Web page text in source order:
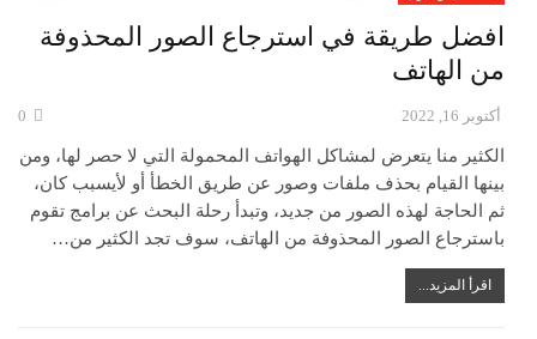
افضل طريقة في استرجاع الصور المحذوفة
من الهاتف
أكتوبر 16, 2022
الكثير منا يتعرض لمشاكل الهواتف المحمولة التي لا حصر لها، ومن
بينها القيام بحذف ملفات وصور عن طريق الخطأ أو لأيسبب كان،
ثم الحاجة لهذه الصور من جديد، وتبدأ رحلة البحث عن برامج تقوم
باسترجاع الصور المحذوفة من الهاتف، سوف تجد الكثير من…
اقرأ المزيد...